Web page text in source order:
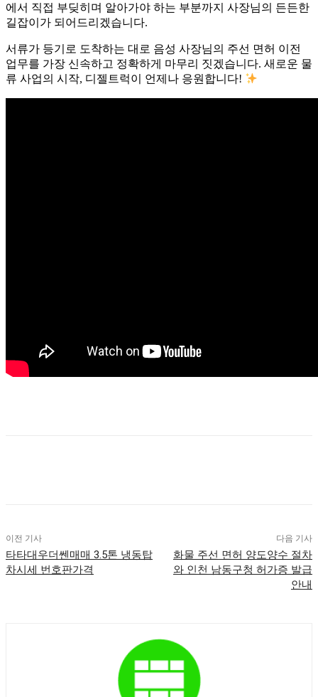
에서 직접 부딪히며 알아가야 하는 부분까지 사장님의 든든한
길잡이가 되어드리겠습니다.
서류가 등기로 도착하는 대로 음성 사장님의 주선 면허 이전
업무를 가장 신속하고 정확하게 마무리 짓겠습니다. 새로운 물
류 사업의 시작, 디젤트럭이 언제나 응원합니다!
이전 기사
타타대우더쎈매매 3.5톤 냉동탑
차시세 번호판가격
다음 기사
화물 주선 면허 양도양수 절차
와 인천 남동구청 허가증 발급
안내